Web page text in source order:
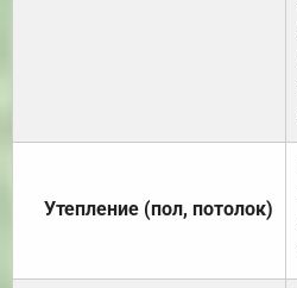
Утепление (пол, потолок)